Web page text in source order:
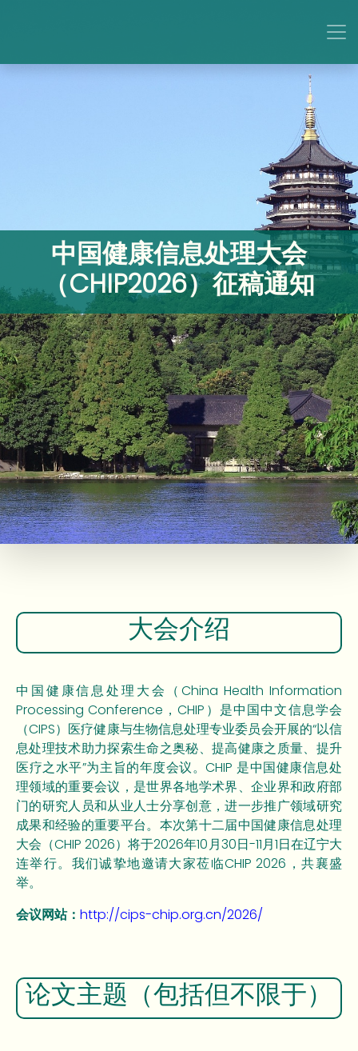
中国健康信息处理大会
（CHIP2026）征稿通知
大会介绍
中国健康信息处理大会（China Health Information
Processing Conference，CHIP）是中国中文信息学会
（CIPS）医疗健康与生物信息处理专业委员会开展的“以信
息处理技术助力探索生命之奥秘、提高健康之质量、提升
医疗之水平”为主旨的年度会议。CHIP 是中国健康信息处
理领域的重要会议，是世界各地学术界、企业界和政府部
门的研究人员和从业人士分享创意，进一步推广领域研究
成果和经验的重要平台。本次第十二届中国健康信息处理
大会（CHIP 2026）将于2026年10月30日-11月1日在辽宁大
连举行。我们诚挚地邀请大家莅临CHIP 2026，共襄盛
举。
会议网站： http://cips-chip.org.cn/2026/
论文主题（包括但不限于）